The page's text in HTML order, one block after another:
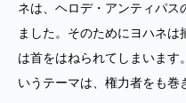
ネは、ヘロデ・アンティパス
ました。そのためにヨハネ
は首をはねられてしまいます
いうテーマは、権力者をも巻